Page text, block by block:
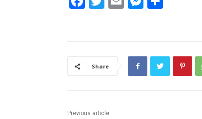
Share
Previous article